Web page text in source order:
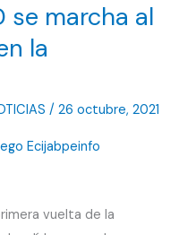
se marcha al
la
/ 26 octubre, 2021
vuelta de la